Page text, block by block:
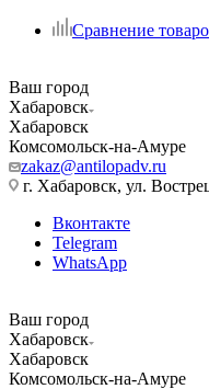
Сравнение
Ваш город
Хабаровск
Хабаровск
Комсомольск-на-Амуре
zakaz@antilopadv.ru
г. Хабаровск, ул.
Вконтакте
Telegram
WhatsApp
Ваш город
Хабаровск
Хабаровск
Комсомольск-на-Амуре